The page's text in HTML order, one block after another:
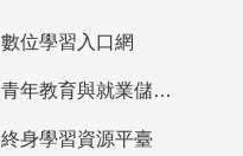
數位學習入口網
青年教育與就業儲蓄帳戶
終身學習資源平臺